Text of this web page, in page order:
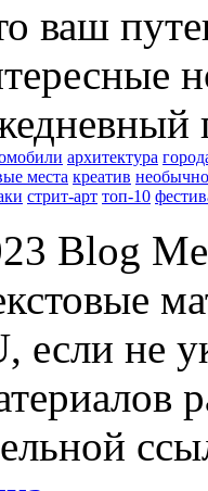
ваш
архитектура
места креатив
стрит-арт топ-10
Blog
если не